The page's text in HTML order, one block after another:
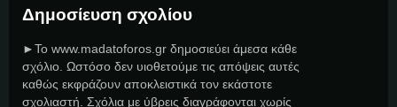
Δημοσίευση σχολίου
►Το www.madatoforos.gr δημοσιεύει άμεσα κάθε
σχόλιο. Ωστόσο δεν υιοθετούμε τις απόψεις αυτές
καθώς εκφράζουν αποκλειστικά τον εκάστοτε
σχολιαστή. Σχόλια με ύβρεις διαγράφονται χωρίς